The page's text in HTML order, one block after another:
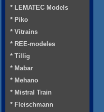
* LEMATEC Models
* Piko
* Vitrains
* REE-modeles
* Tillig
* Mabar
* Mehano
* Mistral Train
* Fleischmann